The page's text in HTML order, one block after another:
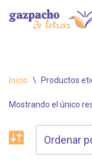
Inicio \ Productos
Mostrando el único